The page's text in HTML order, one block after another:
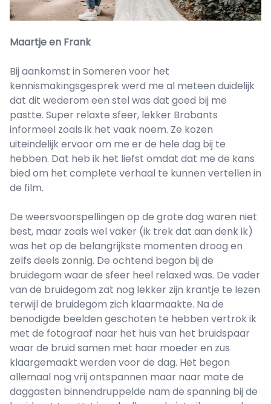
Maartje en Frank
Bij aankomst in Someren voor het
kennismakingsgesprek werd me al meteen duidelijk
dat dit wederom een stel was dat goed bij me
pastte. Super relaxte sfeer, lekker Brabants
informeel zoals ik het vaak noem. Ze kozen
uiteindelijk ervoor om me er de hele dag bij te
hebben. Dat heb ik het liefst omdat dat me de kans
bied om het complete verhaal te kunnen vertellen in
de film.
De weersvoorspellingen op de grote dag waren niet
best, maar zoals wel vaker (ik trek dat aan denk ik)
was het op de belangrijkste momenten droog en
zelfs deels zonnig. De ochtend begon bij de
bruidegom waar de sfeer heel relaxed was. De vader
van de bruidegom zat nog lekker zijn krantje te lezen
terwijl de bruidegom zich klaarmaakte. Na de
benodigde beelden geschoten te hebben vertrok ik
met de fotograaf naar het huis van het bruidspaar
waar de bruid samen met haar moeder en zus
klaargemaakt werden voor de dag. Het begon
allemaal nog vrij ontspannen maar naar mate de
daggasten binnendruppelde nam de spanning bij de